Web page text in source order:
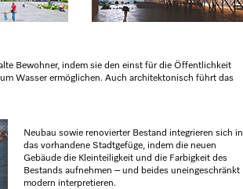
Bewohner, indem sie den einst für die Öffentlichkeit
Wasser ermöglichen. Auch architektonisch führt das
Neubau sowie renovierter Bestand integrieren sich in
das vorhandene Stadtgefüge, indem die neuen
Gebäude die Kleinteiligkeit und die Farbigkeit des
Bestands aufnehmen – und beides uneingeschränkt
modern interpretieren.